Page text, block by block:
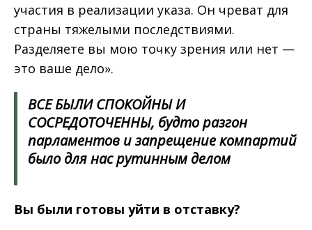
участия в реализации указа. Он чреват для
страны тяжелыми последствиями.
Разделяете вы мою точку зрения или нет —
это ваше дело».
ВСЕ БЫЛИ СПОКОЙНЫ И
СОСРЕДОТОЧЕННЫ, будто разгон
парламентов и запрещение компартий
было для нас рутинным делом
Вы были готовы уйти в отставку?